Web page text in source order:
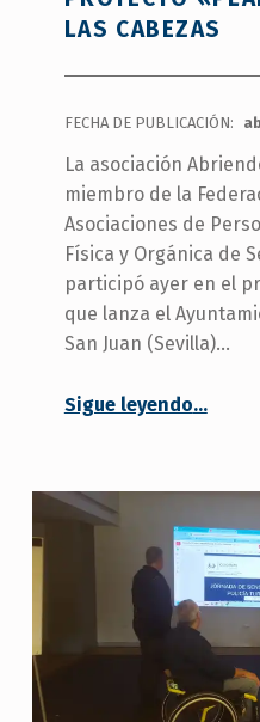
LAS CABEZAS
FECHA DE PUBLICACIÓN:
La asociación
miembro de la
Asociaciones de
Física y Orgánica de
participó ayer en el
que lanza el
San Juan (Sevilla)…
Sigue leyendo“La asociación Abriendo Caminos participa en el proyecto «PlantAcción» en
…